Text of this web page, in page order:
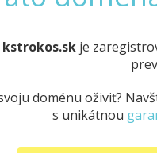
kstrokos.sk je
doménu oživiť?
s unikátnou